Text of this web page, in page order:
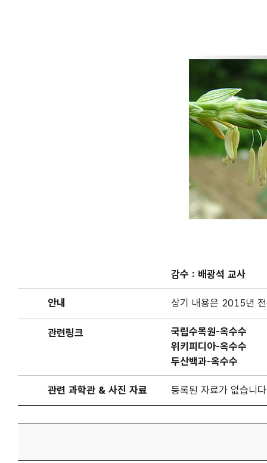
감수 : 배광석 교사
안내 상기 내용은 2015년
관련링크
국립수목원-옥수수
위키피디아-옥수수
두산백과-옥수수
관련 과학관 & 사진 자료 등록된 자료가 없습니다